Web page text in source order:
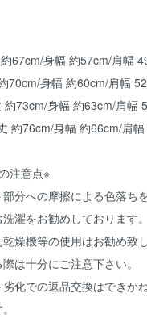
67cm/身幅 約57cm/肩幅
70cm/身幅 約60cm/肩幅
約73cm/身幅 約63cm/肩幅
約76cm/身幅 約66cm/肩
注意点※
部分への摩擦による色落ち
洗濯をお勧めしております
乾燥機等の使用はお勧め致
は十分にご注意下さい。
劣化での返品交換はできか